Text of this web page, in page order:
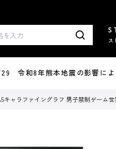
ス
令和8年熊本地震の影響によ
キャラファイングラフ 男子禁制ゲーム